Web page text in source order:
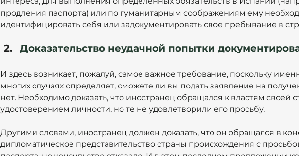
продления паспорта) или по гуманитарным соображениям ему
идентифицировать себя или задокументировать свое пребывание в
Доказательство неудачной попытки
И здесь возникает, пожалуй, самое важное требование, поскольку
многих случаях определяет, сможете ли вы подать заявление на
нет. Необходимо доказать, что иностранец обращался к властям своей
удостоверением личности, но те не удовлетворили его просьбу.
Другими словами, иностранец должен доказать, что он обращался в
дипломатическое представительство страны происхождения с